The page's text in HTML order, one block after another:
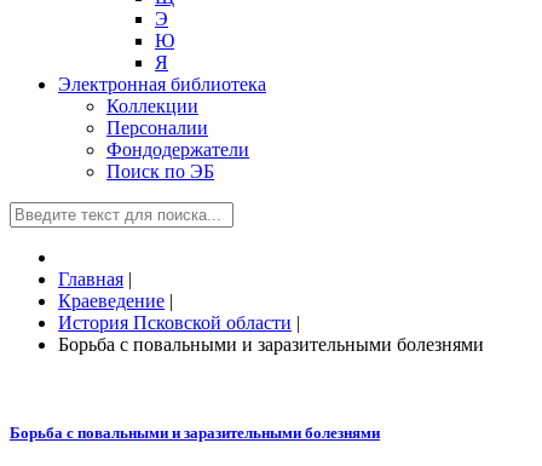
Э
Ю
Я
Электронная библиотека
Коллекции
Персоналии
Фондодержатели
Поиск по ЭБ
Главная |
Краеведение |
История Псковской области |
Борьба с повальными и заразительными болезнями
Борьба с повальными и заразительными болезнями